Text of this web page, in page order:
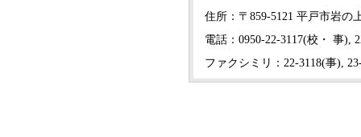
住所：〒859-5121 平戸市岩の
電話：0950-22-3117(校・ 事),
ファクシミリ：22-3118(事),